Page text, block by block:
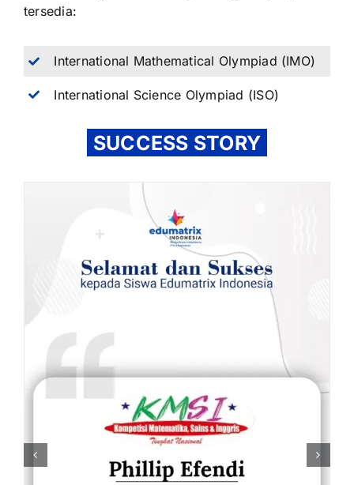
tersedia:
International Mathematical Olympiad (IMO)
International Science Olympiad (ISO)
SUCCESS STORY